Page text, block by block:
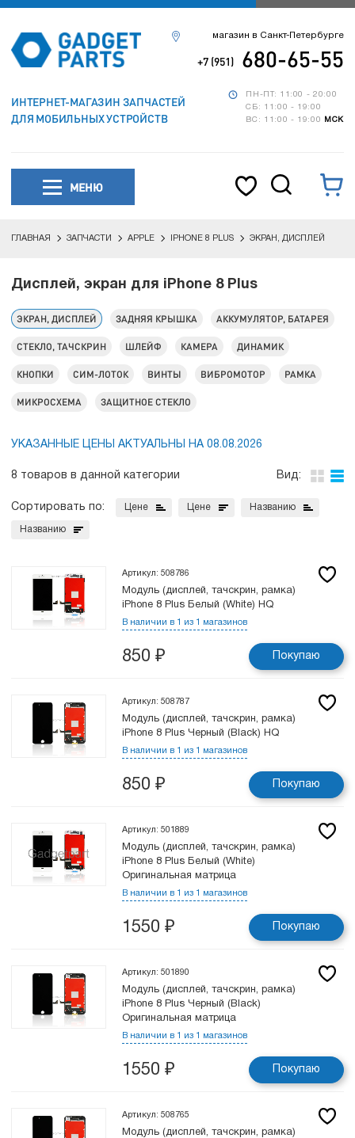
ИНТЕРНЕТ-МАГАЗИН ЗАПЧАСТЕЙ
ДЛЯ МОБИЛЬНЫХ УСТРОЙСТВ
ПН-ПТ: 11:00 - 20:00
СБ: 11:00 - 19:00
ВС: 11:00 - 19:00
МСК
магазин в Санкт-Петербурге
+7 (951) 680-65-55
МЕНЮ
ГЛАВНАЯ ЗАПЧАСТИ APPLE IPHONE 8 PLUS ЭКРАН, ДИСПЛЕЙ
Дисплей, экран для iPhone 8 Plus
ЭКРАН, ДИСПЛЕЙ ЗАДНЯЯ КРЫШКА АККУМУЛЯТОР, БАТАРЕЯ
СТЕКЛО, ТАЧСКРИН ШЛЕЙФ КАМЕРА ДИНАМИК
КНОПКИ СИМ-ЛОТОК ВИНТЫ ВИБРОМОТОР РАМКА
МИКРОСХЕМА ЗАЩИТНОЕ СТЕКЛО
УКАЗАННЫЕ ЦЕНЫ АКТУАЛЬНЫ НА 08.08.2026
8 товаров в данной категории Вид:
Сортировать по: Цене Цене Названию
Названию
Артикул: 508786
Модуль (дисплей, тачскрин, рамка)
iPhone 8 Plus Белый (White) HQ
В наличии в 1 из 1 магазинов
850 ₽ Покупаю
Артикул: 508787
Модуль (дисплей, тачскрин, рамка)
iPhone 8 Plus Черный (Black) HQ
В наличии в 1 из 1 магазинов
850 ₽ Покупаю
Артикул: 501889
Модуль (дисплей, тачскрин, рамка)
iPhone 8 Plus Белый (White)
Оригинальная матрица
В наличии в 1 из 1 магазинов
1550 ₽ Покупаю
Артикул: 501890
Модуль (дисплей, тачскрин, рамка)
iPhone 8 Plus Черный (Black)
Оригинальная матрица
В наличии в 1 из 1 магазинов
1550 ₽ Покупаю
Артикул: 508765
Модуль (дисплей, тачскрин, рамка)